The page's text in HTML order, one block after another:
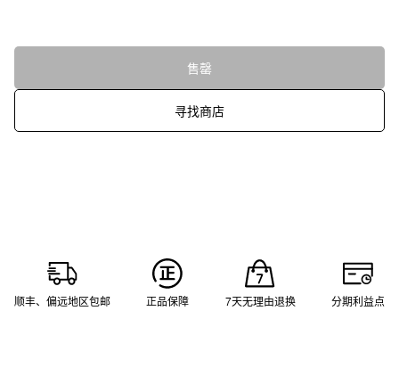
售罄
寻找商店
顺丰、偏远地区包邮 正品保障 7天无理由退换 分期利益点